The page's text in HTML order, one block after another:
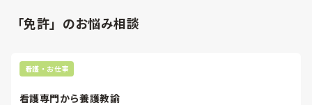
「免許」のお悩み相談
看護・お仕事
看護専門から養護教諭